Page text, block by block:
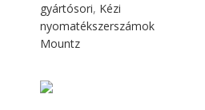
gyártósori, Kézi
nyomatékszerszámok
Mountz